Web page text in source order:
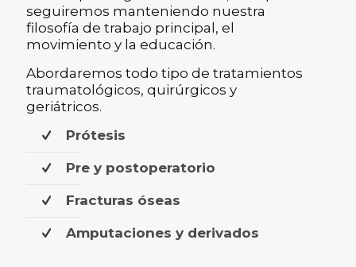
seguiremos manteniendo nuestra
filosofía de trabajo principal, el
movimiento y la educación.
Abordaremos todo tipo de tratamientos
traumatológicos, quirúrgicos y
geriátricos.
Prótesis
Pre y postoperatorio
Fracturas óseas
Amputaciones y derivados